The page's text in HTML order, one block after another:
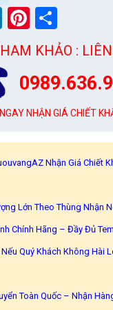
LinkedIn
Pinterest
KHẢO :
NHẬN GIÁ CHIẾT
Nhận Giá Chiết
Lớn Theo Thùng Nhận
Chính Hãng – Đầy Đủ
Quý Khách Không Hài
Toàn Quốc – Nhận